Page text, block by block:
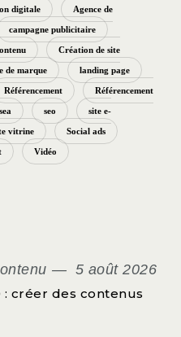
digitale Agence de
campagne publicitaire
Création de site
de marque landing page
Référencement Référencement
sea seo site e-
vitrine Social ads
Vidéo
5 août 2026
: créer des contenus